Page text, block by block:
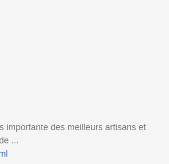
importante des meilleurs artisans et
...